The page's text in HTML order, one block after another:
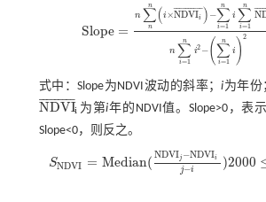
Slope =
n ∑
n
n (i ×NDVIi
¯ ¯
¯¯¯¯¯¯¯¯ ) −∑
i=1
n
i ∑
i=1
n
N
¯¯¯¯
n ∑
i=1
n
i2 −(∑
i=1
n
i ) 2
Slope=n∑n ni×NDVIi¯-∑i=1ni∑i=1nND
式中：Slope为NDVI波动的斜率；i为年份
NDVI
¯ ¯
¯¯¯¯¯¯¯ i
NDV I¯ i 为第i年的NDVI值。Slope>0，表
Slope<0，则反之。
SNDVI = Median( NDVIj −NDVIi
j−i )2000
SNDVI= M edian(NDVIj-NDVIij-i)2000≤i<j≤